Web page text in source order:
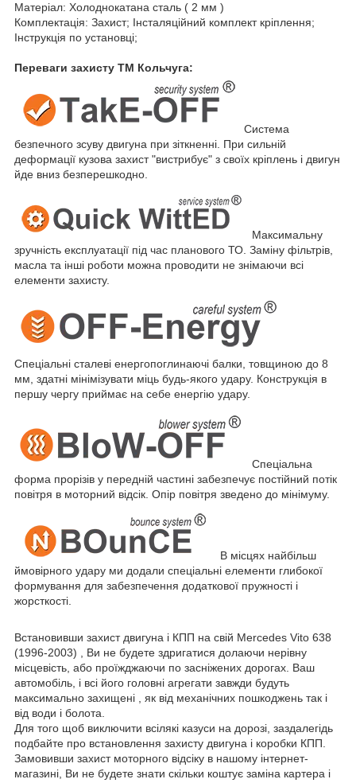
Матеріал: Холоднокатана сталь ( 2 мм )
Комплектація: Захист; Інсталяційний комплект кріплення;
Інструкція по установці;
Переваги захисту ТМ Кольчуга:
Система
безпечного зсуву двигуна при зіткненні. При сильній
деформації кузова захист "вистрибує" з своїх кріплень і двигун
йде вниз безперешкодно.
Максимальну
зручність експлуатації під час планового ТО. Заміну фільтрів,
масла та інші роботи можна проводити не знімаючи всі
елементи захисту.
Спеціальні сталеві енергопоглинаючі балки, товщиною до 8
мм, здатні мінімізувати міць будь-якого удару. Конструкція в
першу чергу приймає на себе енергію удару.
Спеціальна
форма прорізів у передній частині забезпечує постійний потік
повітря в моторний відсік. Опір повітря зведено до мінімуму.
В місцях найбільш
ймовірного удару ми додали спеціальні елементи глибокої
формування для забезпечення додаткової пружності і
жорсткості.
Встановивши захист двигуна і КПП на свій Mercedes Vito 638
(1996-2003) , Ви не будете здригатися долаючи нерівну
місцевість, або проїжджаючи по засніжених дорогах. Ваш
автомобіль, і всі його головні агрегати завжди будуть
максимально захищені , як від механічних пошкоджень так і
від води і болота.
Для того щоб виключити всілякі казуси на дорозі, заздалегідь
подбайте про встановлення захисту двигуна і коробки КПП.
Замовивши захист моторного відсіку в нашому інтернет-
магазині, Ви не будете знати скільки коштує заміна картера і